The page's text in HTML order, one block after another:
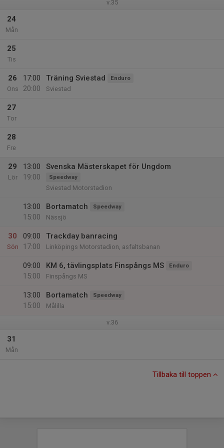
v.35
24
Mån
25
Tis
26
Ons
17:00
20:00
Träning Sviestad Enduro
Sviestad
27
Tor
28
Fre
29
Lör
13:00
19:00
Svenska Mästerskapet för Ungdom
Speedway
Sviestad Motorstadion
13:00
15:00
Bortamatch Speedway
Nässjö
30
Sön
09:00
17:00
Trackday banracing
Linköpings Motorstadion, asfaltsbanan
09:00
15:00
KM 6, tävlingsplats Finspångs MS Enduro
Finspångs MS
13:00
15:00
Bortamatch Speedway
Målilla
v.36
31
Mån
Tillbaka till toppen